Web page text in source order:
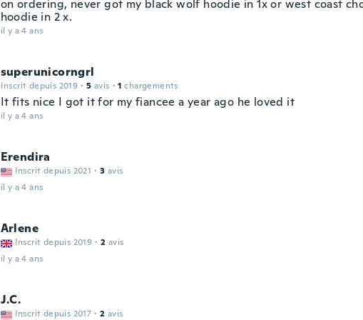
on ordering, never got my black wolf hoodie in 1x or west coast
hoodie in 2 x.
il y a 4 ans
superunicorngrl
Inscrit depuis 2019 · 5 avis · 1 chargements
It fits nice I got it for my fiancee a year ago he loved it
il y a 4 ans
Erendira
Inscrit depuis 2021 · 3 avis
il y a 4 ans
Arlene
Inscrit depuis 2019 · 2 avis
il y a 4 ans
J.C.
Inscrit depuis 2017 · 2 avis